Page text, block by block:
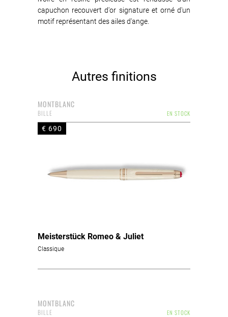
capuchon recouvert d'or signature et orné d'un
motif représentant des ailes d'ange.
Autres finitions
MONTBLANC
EN STOCK
BILLE
€ 690
Meisterstück Romeo & Juliet
Classique
MONTBLANC
EN STOCK
BILLE